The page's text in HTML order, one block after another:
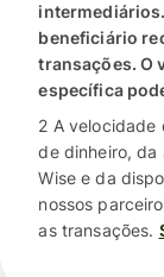
beneficiário
transações. O
específica
2 A velocidade
de dinheiro, da
Wise e da
nossos
as transações.